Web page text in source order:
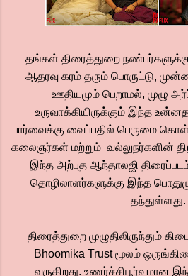
தங்கள் திரைத்துறை
ஆதரவு கரம் தரும் பொருட்டு,
ஊதியமும் பெறாமல், முழு
உருவாக்கியிருக்கும் இந்த
பார்வைக்கு வைப்பதில் பெருமை
கலைஞர்கள் மற்றும் வல்லுநர்களின்
இந்த அற்புத ஆந்தாலஜி
தொழிலாளர்களுக்கு இந்த
தந்துள்ளது.
திரைத்துறை முழுதிலிருந்தும்
Bhoomika Trust மூலம்
வருகிறது. உணர்ச்சிபூர்வமான